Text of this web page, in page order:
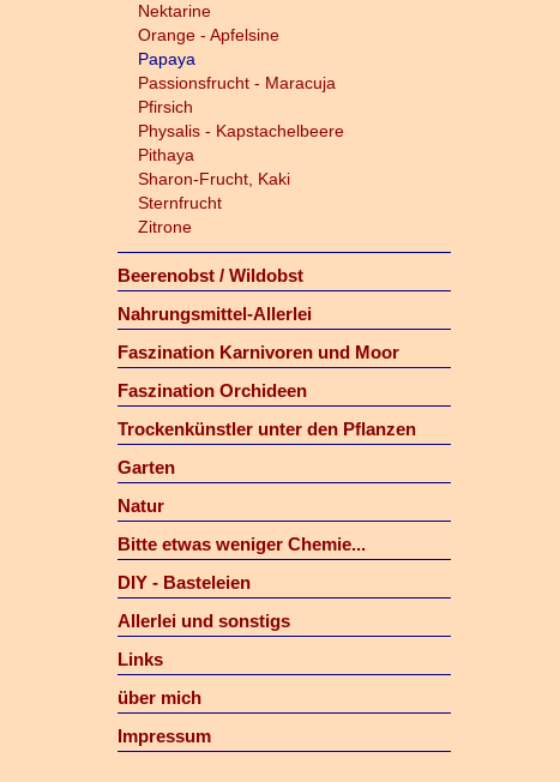
Nektarine
Orange - Apfelsine
Papaya
Passionsfrucht - Maracuja
Pfirsich
Physalis - Kapstachelbeere
Pithaya
Sharon-Frucht, Kaki
Sternfrucht
Zitrone
Beerenobst / Wildobst
Nahrungsmittel-Allerlei
Faszination Karnivoren und Moor
Faszination Orchideen
Trockenkünstler unter den Pflanzen
Garten
Natur
Bitte etwas weniger Chemie...
DIY - Basteleien
Allerlei und sonstigs
Links
über mich
Impressum